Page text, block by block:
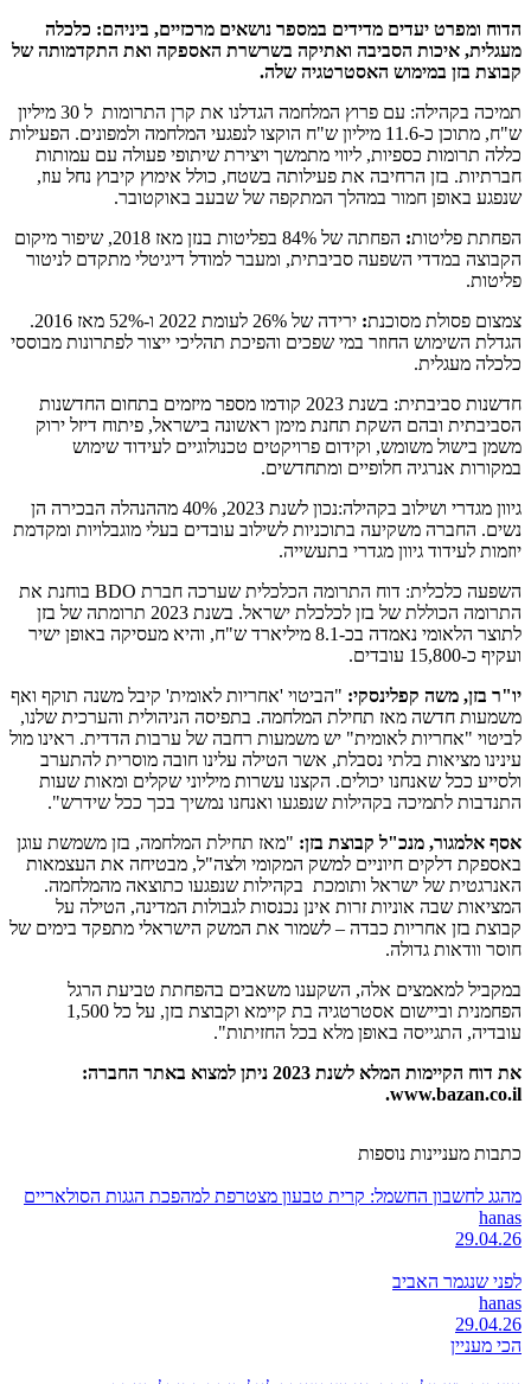
הדוח ומפרט יעדים מדידים במספר נושאים מרכזיים, ביניהם: כלכלה
מעגלית, איכות הסביבה ואתיקה בשרשרת האספקה ואת התקדמותה של
קבוצת בזן במימוש האסטרטגיה שלה.
תמיכה בקהילה: עם פרוץ המלחמה הגדלנו את קרן התרומות ל 30 מיליון
ש"ח, מתוכן כ-11.6 מיליון ש"ח הוקצו לנפגעי המלחמה ולמפונים. הפעילות
כללה תרומות כספיות, ליווי מתמשך ויצירת שיתופי פעולה עם עמותות
חברתיות. בזן הרחיבה את פעילותה בשטח, כולל אימוץ קיבוץ נחל עוז,
שנפגע באופן חמור במהלך המתקפה של שבעב באוקטובר.
הפחתת פליטות:
הפחתה של 84% בפליטות בנזן מאז 2018, שיפור מיקום
הקבוצה במדדי השפעה סביבתית, ומעבר למודל דיגיטלי מתקדם לניטור
פליטות.
צמצום פסולת מסוכנת:
ירידה של 26% לעומת 2022 ו-52% מאז 2016.
הגדלת השימוש החוזר במי שפכים והפיכת תהליכי ייצור לפתרונות מבוססי
כלכלה מעגלית.
חדשנות סביבתית: בשנת 2023 קודמו מספר מיזמים בתחום החדשנות
הסביבתית ובהם השקת תחנת מימן ראשונה בישראל, פיתוח דיזל ירוק
משמן בישול משומש, וקידום פרויקטים טכנולוגיים לעידוד שימוש
במקורות אנרגיה חלופיים ומתחדשים.
גיוון מגדרי ושילוב בקהילה:נכון לשנת 2023, 40% מההנהלה הבכירה הן
נשים. החברה משקיעה בתוכניות לשילוב עובדים בעלי מוגבלויות ומקדמת
יוזמות לעידוד גיוון מגדרי בתעשייה.
השפעה כלכלית: דוח התרומה הכלכלית שערכה חברת BDO בוחנת את
התרומה הכוללת של בזן לכלכלת ישראל. בשנת 2023 תרומתה של בזן
לתוצר הלאומי נאמדה בכ-8.1 מיליארד ש"ח, והיא מעסיקה באופן ישיר
ועקיף כ-15,800 עובדים.
יו"ר בזן, משה קפלינסקי: "הביטוי 'אחריות לאומית' קיבל משנה תוקף ואף
משמעות חדשה מאז תחילת המלחמה. בתפיסה הניהולית והערכית שלנו,
לביטוי "אחריות לאומית" יש משמעות רחבה של ערבות הדדית. ראינו מול
עינינו מציאות בלתי נסבלת, אשר הטילה עלינו חובה מוסרית להתערב
ולסייע ככל שאנחנו יכולים. הקצנו עשרות מיליוני שקלים ומאות שעות
התנדבות לתמיכה בקהילות שנפגעו ואנחנו נמשיך בכך ככל שידרש".
אסף אלמגור, מנכ"ל קבוצת בזן: "מאז תחילת המלחמה, בזן משמשת עוגן
באספקת דלקים חיוניים למשק המקומי ולצה"ל, מבטיחה את העצמאות
האנרגטית של ישראל ותומכת בקהילות שנפגעו כתוצאה מהמלחמה.
המציאות שבה אוניות זרות אינן נכנסות לגבולות המדינה, הטילה על
קבוצת בזן אחריות כבדה – לשמור את המשק הישראלי מתפקד בימים של
חוסר וודאות גדולה.
במקביל למאמצים אלה, השקענו משאבים בהפחתת טביעת הרגל
הפחמנית וביישום אסטרטגיה בת קיימא וקבוצת בזן, על כל 1,500
עובדיה, התגייסה באופן מלא בכל החזיתות".
את דוח הקיימות המלא לשנת 2023 ניתן למצוא באתר החברה:
www.bazan.co.il
.
כתבות מעניינות נוספות
מהגג לחשבון החשמל: קרית טבעון מצטרפת למהפכת הגגות הסולאריים
hanas
29.04.26
לפני שנגמר האביב
hanas
29.04.26
הכי מעניין